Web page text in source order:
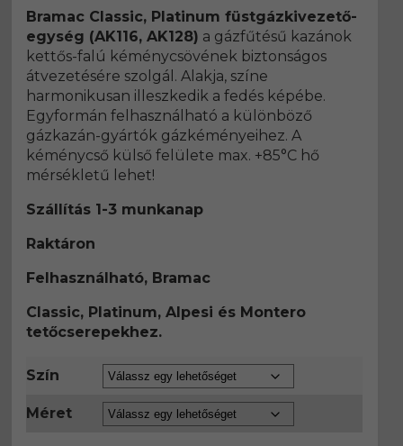
Bramac Classic, Platinum füstgázkivezető-
egység (AK116, AK128) a gázfűtésű kazánok
kettős-falú kéménycsövének biztonságos
átvezetésére szolgál. Alakja, színe
harmonikusan illeszkedik a fedés képébe.
Egyformán felhasználható a különböző
gázkazán-gyártók gázkéményeihez. A
kéménycső külső felülete max. +85°C hő
mérsékletű lehet!
Szállítás 1-3 munkanap
Raktáron
Felhasználható, Bramac
Classic, Platinum, Alpesi és Montero
tetőcserepekhez.
Szín
Méret